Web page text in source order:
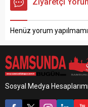
yaşındaki Abdullah Y.
salonuna düştüğü...
Henüz yorum
Sosyal Medya